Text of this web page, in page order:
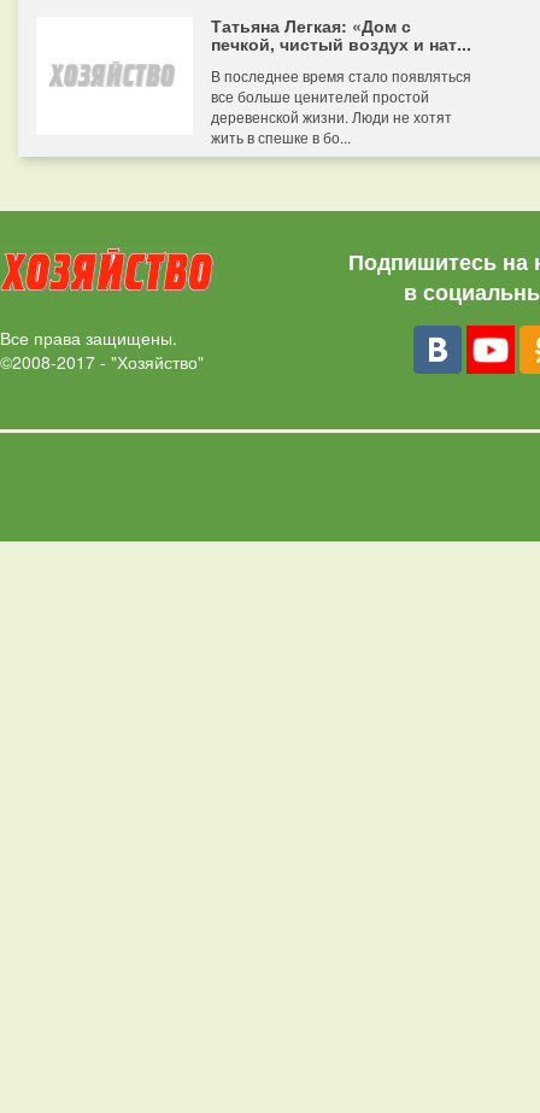
Татьяна Легкая: «Дом с
печкой, чистый воздух и нат...
В последнее время стало появляться
все больше ценителей простой
деревенской жизни. Люди не хотят
жить в спешке в бо...
Все права защищены.
©2008-2017 - "Хозяйство"
Подпишитесь на
в